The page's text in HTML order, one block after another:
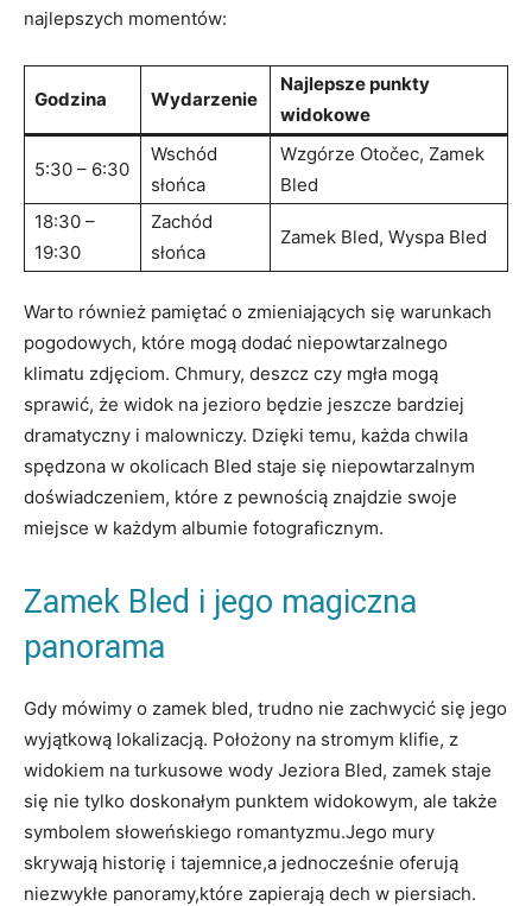
najlepszych momentów:
Godzina Wydarzenie
Najlepsze punkty
widokowe
5:30 – 6:30
Wschód
słońca
Wzgórze Otočec, Zamek
Bled
18:30 –
19:30
Zachód
słońca
Zamek Bled, Wyspa Bled
Warto również pamiętać o zmieniających się ​warunkach
pogodowych, które mogą dodać niepowtarzalnego ​
klimatu zdjęciom. Chmury, deszcz czy mgła mogą
sprawić, ⁢że widok​ na jezioro będzie jeszcze bardziej
dramatyczny i malowniczy. ⁣Dzięki temu, każda chwila
spędzona w okolicach Bled staje się niepowtarzalnym
doświadczeniem, które z pewnością znajdzie swoje
miejsce w każdym albumie fotograficznym.
Zamek Bled i jego ‍magiczna
panorama
Gdy mówimy o zamek bled, trudno nie zachwycić się jego
wyjątkową lokalizacją. Położony na stromym klifie, z
widokiem na turkusowe wody Jeziora Bled, zamek staje
się nie tylko doskonałym punktem widokowym, ale także
symbolem słoweńskiego romantyzmu.Jego mury
skrywają historię i tajemnice,a⁣ jednocześnie ⁢oferują
niezwykłe panoramy,które zapierają dech w piersiach.